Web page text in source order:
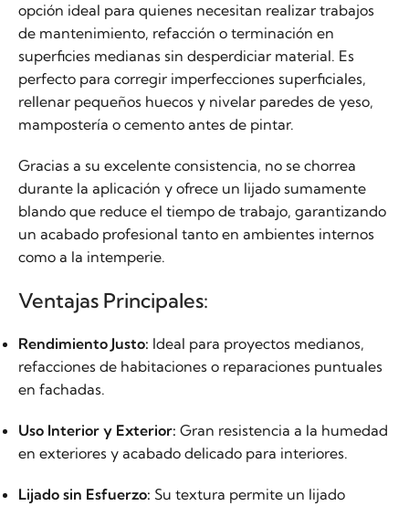
opción ideal para quienes necesitan realizar trabajos
de mantenimiento, refacción o terminación en
superficies medianas sin desperdiciar material. Es
perfecto para corregir imperfecciones superficiales,
rellenar pequeños huecos y nivelar paredes de yeso,
mampostería o cemento antes de pintar.
Gracias a su excelente consistencia, no se chorrea
durante la aplicación y ofrece un lijado sumamente
blando que reduce el tiempo de trabajo, garantizando
un acabado profesional tanto en ambientes internos
como a la intemperie.
Ventajas Principales:
Rendimiento Justo: Ideal para proyectos medianos,
refacciones de habitaciones o reparaciones puntuales
en fachadas.
Uso Interior y Exterior: Gran resistencia a la humedad
en exteriores y acabado delicado para interiores.
Lijado sin Esfuerzo: Su textura permite un lijado